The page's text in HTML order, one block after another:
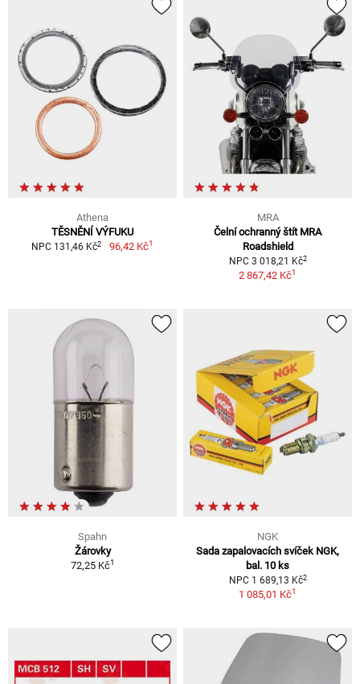
Athena
TĚSNĚNÍ VÝFUKU
NPC 131,46 Kč2 96,42 Kč1
MRA
Čelní ochranný štít MRA
Roadshield
NPC 3 018,21 Kč2
2 867,42 Kč1
Spahn
Žárovky
72,25 Kč1
NGK
Sada zapalovacích svíček NGK,
bal. 10 ks
NPC 1 689,13 Kč2
1 085,01 Kč1